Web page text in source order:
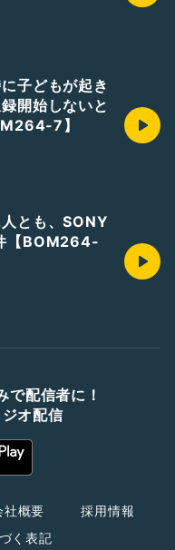
子どもが起き
開始しないと
7】
人とも、SONY
【BOM264-
で配信者に！
オ配信
社概要
採用情報
く表記